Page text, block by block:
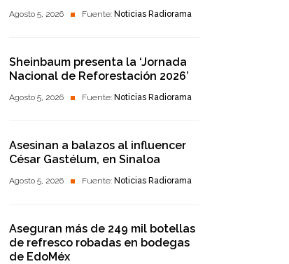
Agosto 5, 2026 Fuente: Noticias Radiorama
Sheinbaum presenta la ‘Jornada
Nacional de Reforestación 2026’
Agosto 5, 2026 Fuente: Noticias Radiorama
Asesinan a balazos al influencer
César Gastélum, en Sinaloa
Agosto 5, 2026 Fuente: Noticias Radiorama
Aseguran más de 249 mil botellas
de refresco robadas en bodegas
de EdoMéx